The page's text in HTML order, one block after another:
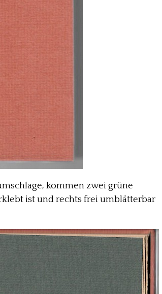
kommen zwei grüne
ist und rechts frei umblätterbar